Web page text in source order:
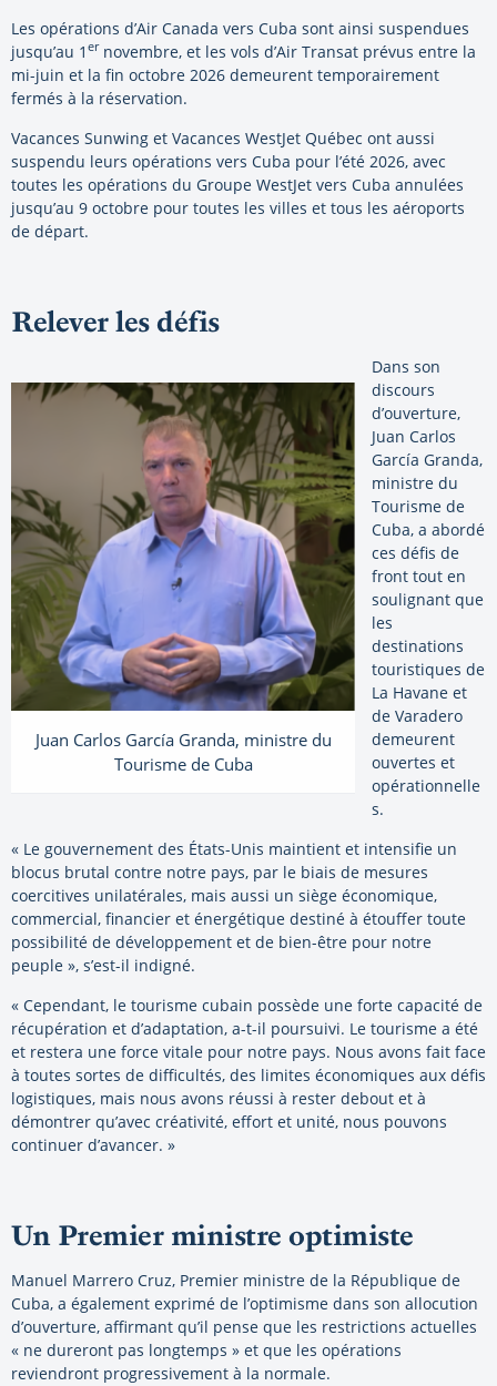
Les opérations d’Air Canada vers Cuba sont ainsi suspendues
jusqu’au 1 ernovembre, et les vols d’Air Transat prévus entre la
mi-juin et la fin octobre 2026 demeurent temporairement
fermés à la réservation.
Vacances Sunwing et Vacances WestJet Québec ont aussi
suspendu leurs opérations vers Cuba pour l’été 2026, avec
toutes les opérations du Groupe WestJet vers Cuba annulées
jusqu’au 9 octobre pour toutes les villes et tous les aéroports
de départ.
Relever les défis
Juan Carlos García Granda, ministre du
Tourisme de Cuba
Dans son
discours
d’ouverture,
Juan Carlos
García Granda,
ministre du
Tourisme de
Cuba, a abordé
ces défis de
front tout en
soulignant que
les
destinations
touristiques de
La Havane et
de Varadero
demeurent
ouvertes et
opérationnelle
s.
« Le gouvernement des États-Unis maintient et intensifie un
blocus brutal contre notre pays, par le biais de mesures
coercitives unilatérales, mais aussi un siège économique,
commercial, financier et énergétique destiné à étouffer toute
possibilité de développement et de bien-être pour notre
peuple », s’est-il indigné.
« Cependant, le tourisme cubain possède une forte capacité de
récupération et d’adaptation, a-t-il poursuivi. Le tourisme a été
et restera une force vitale pour notre pays. Nous avons fait face
à toutes sortes de difficultés, des limites économiques aux défis
logistiques, mais nous avons réussi à rester debout et à
démontrer qu’avec créativité, effort et unité, nous pouvons
continuer d’avancer. »
Un Premier ministre optimiste
Manuel Marrero Cruz, Premier ministre de la République de
Cuba, a également exprimé de l’optimisme dans son allocution
d’ouverture, affirmant qu’il pense que les restrictions actuelles
« ne dureront pas longtemps » et que les opérations
reviendront progressivement à la normale.